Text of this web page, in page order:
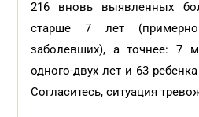
216 вновь выявленных
старше 7 лет
заболевших), а точнее: 7
одного-двух лет и 63
Согласитесь, ситуация